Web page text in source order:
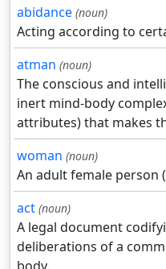
abidance (noun)
Acting according to
atman (noun)
The conscious and
inert mind-body
attributes) that makes
woman (noun)
An adult female person
act (noun)
A legal document
deliberations of a